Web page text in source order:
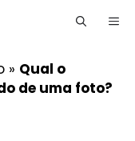
» Qual o
de uma foto?